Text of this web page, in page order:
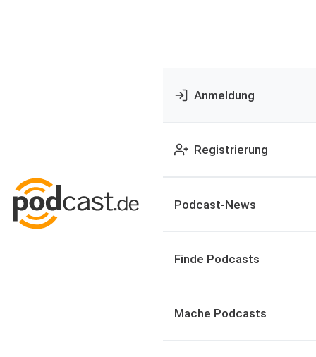
Anmeldung
Registrierung
Podcast-News
Finde Podcasts
Mache Podcasts